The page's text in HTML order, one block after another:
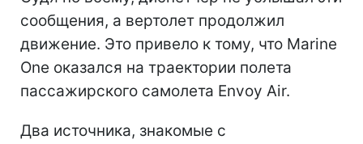
сообщения, а вертолет продолжил
движение. Это привело к тому, что Marine
One оказался на траектории полета
пассажирского самолета Envoy Air.
Два источника, знакомые с